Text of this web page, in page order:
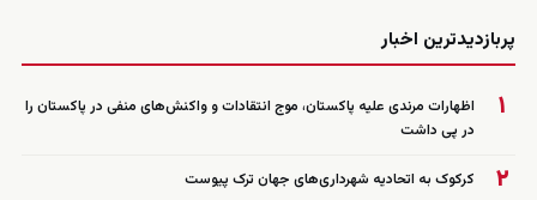
پربازدیدترین اخبار
۱
اظهارات مرندی علیه پاکستان، موج انتقادات و واکنش‌های منفی در پاکستان را
در پی داشت
۲ کرکوک به اتحادیه شهرداری‌های جهان ترک پیوست